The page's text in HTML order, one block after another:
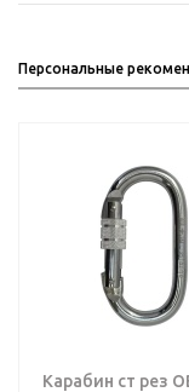
Персональные
Карабин ст рез